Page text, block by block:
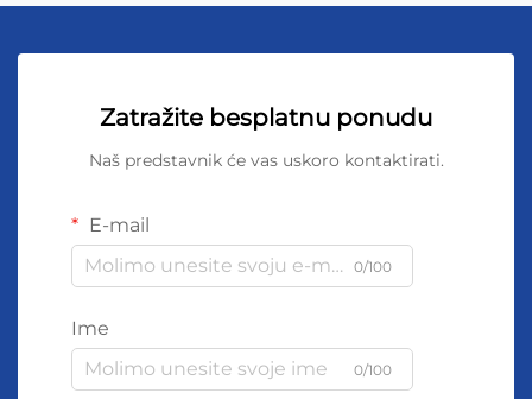
Zatražite besplatnu ponudu
Naš predstavnik će vas uskoro kontaktirati.
E-mail
0/100
Ime
0/100